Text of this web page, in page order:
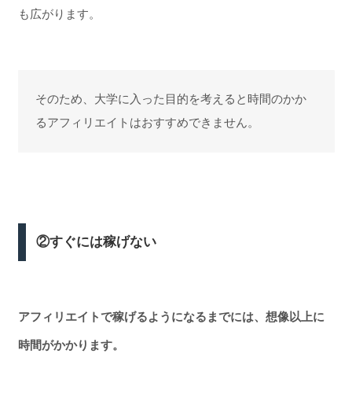
も広がります。
そのため、大学に入った目的を考えると時間のかか
るアフィリエイトはおすすめできません。
②すぐには稼げない
アフィリエイトで稼げるようになるまでには、想像以上に
時間がかかります。